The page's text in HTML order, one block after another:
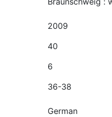
2009
40
6
36-38
German